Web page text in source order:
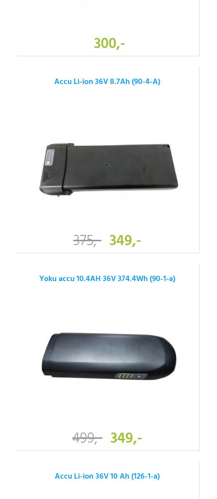
300,-
Accu Li-ion 36V 8.7Ah (90-4-A)
375,- 349,-
Yoku accu 10.4AH 36V 374.4Wh (90-1-a)
499,- 349,-
Accu Li-ion 36V 10 Ah (126-1-a)